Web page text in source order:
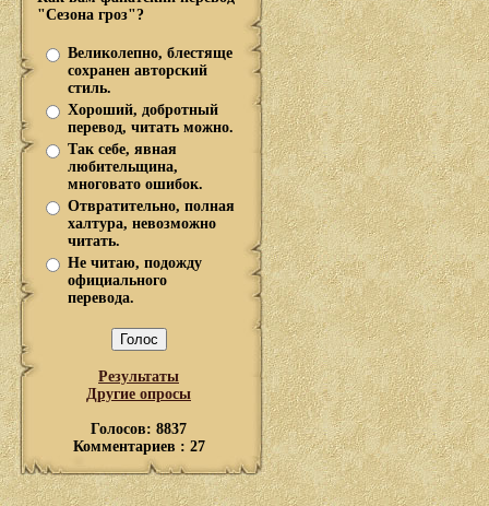
"Сезона гроз"?
Великолепно, блестяще
сохранен авторский
стиль.
Хороший, добротный
перевод, читать можно.
Так себе, явная
любительщина,
многовато ошибок.
Отвратительно, полная
халтура, невозможно
читать.
Не читаю, подожду
официального
перевода.
Результаты
Другие опросы
Голосов: 8837
Комментариев : 27